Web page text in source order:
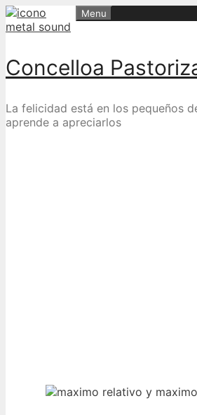
Skip
to
Concelloa
La felicidad está en los pequeños
aprende a apreciarlos
Menu